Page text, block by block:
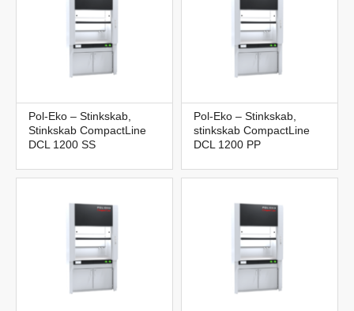
Pol-Eko – Stinkskab,
Stinkskab CompactLine
DCL 1200 SS
Pol-Eko – Stinkskab,
stinkskab CompactLine
DCL 1200 PP